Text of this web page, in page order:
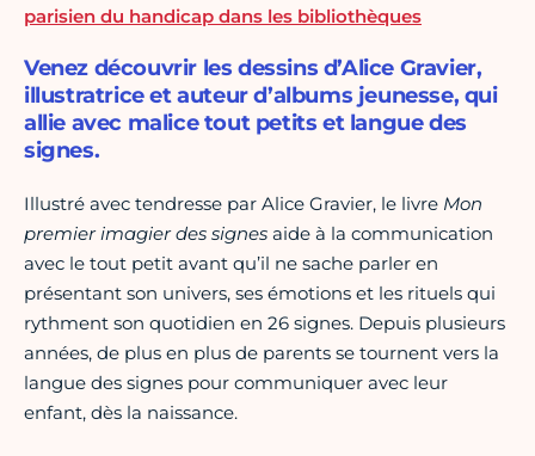
parisien du handicap dans les bibliothèques
Venez découvrir les dessins d’Alice Gravier,
illustratrice et auteur d’albums jeunesse, qui
allie avec malice tout petits et langue des
signes.
Illustré avec tendresse par Alice Gravier, le livre Mon
premier imagier des signes aide à la communication
avec le tout petit avant qu’il ne sache parler en
présentant son univers, ses émotions et les rituels qui
rythment son quotidien en 26 signes. Depuis plusieurs
années, de plus en plus de parents se tournent vers la
langue des signes pour communiquer avec leur
enfant, dès la naissance.